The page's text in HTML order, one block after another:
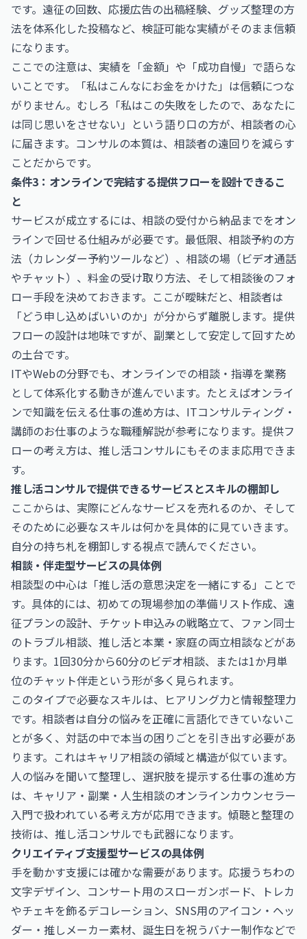
です。遠征の回数、応援広告の出稿経験、グッズ整理の方
法を体系化した投稿など、検証可能な実績がそのまま信頼
になります。
ここでの注意は、実績を「金額」や「成功自慢」で語らな
いことです。「私はこんなにお金をかけた」は信頼につな
がりません。むしろ「私はこの失敗をしたので、あなたに
は同じ思いをさせない」という語り口の方が、相談者の心
に届きます。コンサルの本質は、相談者の遠回りを減らす
ことだからです。
条件3：オンラインで完結する提供フローを設計できるこ
と
サービスが成立するには、相談の受付から納品までをオン
ラインで回せる仕組みが必要です。最低限、相談予約の方
法（カレンダー予約ツールなど）、相談の場（ビデオ通話
やチャット）、料金の受け取り方法、そして相談後のフォ
ロー手段を決めておきます。ここが曖昧だと、相談者は
「どう申し込めばいいのか」が分からず離脱します。提供
フローの設計は地味ですが、副業として安定して回すため
の土台です。
ITやWebの分野でも、オンラインでの相談・指導を業務
として体系化する動きが進んでいます。たとえばオンライ
ンで知識を伝える仕事の進め方は、 ITコンサルティング・
講師のお仕事のような職種解説が参考になります。提供フ
ローの考え方は、推し活コンサルにもそのまま応用できま
す。
推し活コンサルで提供できるサービスとスキルの棚卸し
ここからは、実際にどんなサービスを売れるのか、そして
そのために必要なスキルは何かを具体的に見ていきます。
自分の持ち札を棚卸しする視点で読んでください。
相談・伴走型サービスの具体例
相談型の中心は「推し活の意思決定を一緒にする」ことで
す。具体的には、初めての現場参加の準備リスト作成、遠
征プランの設計、チケット申込みの戦略立て、ファン同士
のトラブル相談、推し活と本業・家庭の両立相談などがあ
ります。1回30分から60分のビデオ相談、または1か月単
位のチャット伴走という形が多く見られます。
このタイプで必要なスキルは、ヒアリング力と情報整理力
です。相談者は自分の悩みを正確に言語化できていないこ
とが多く、対話の中で本当の困りごとを引き出す必要があ
ります。これはキャリア相談の領域と構造が似ています。
人の悩みを聞いて整理し、選択肢を提示する仕事の進め方
は、 キャリア・副業・人生相談のオンラインカウンセラー
入門で扱われている考え方が応用できます。傾聴と整理の
技術は、推し活コンサルでも武器になります。
クリエイティブ支援型サービスの具体例
手を動かす支援には確かな需要があります。応援うちわの
文字デザイン、コンサート用のスローガンボード、トレカ
やチェキを飾るデコレーション、SNS用のアイコン・ヘッ
ダー・推しメーカー素材、誕生日を祝うバナー制作などで